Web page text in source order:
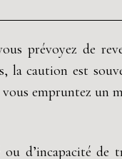
prévoyez de
caution est
empruntez
d’incapacité